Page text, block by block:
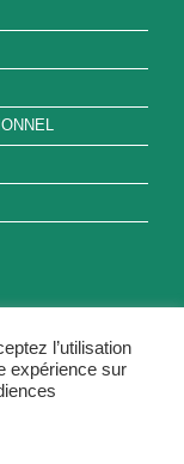
Mentions légales
l’utilisation
expérience sur